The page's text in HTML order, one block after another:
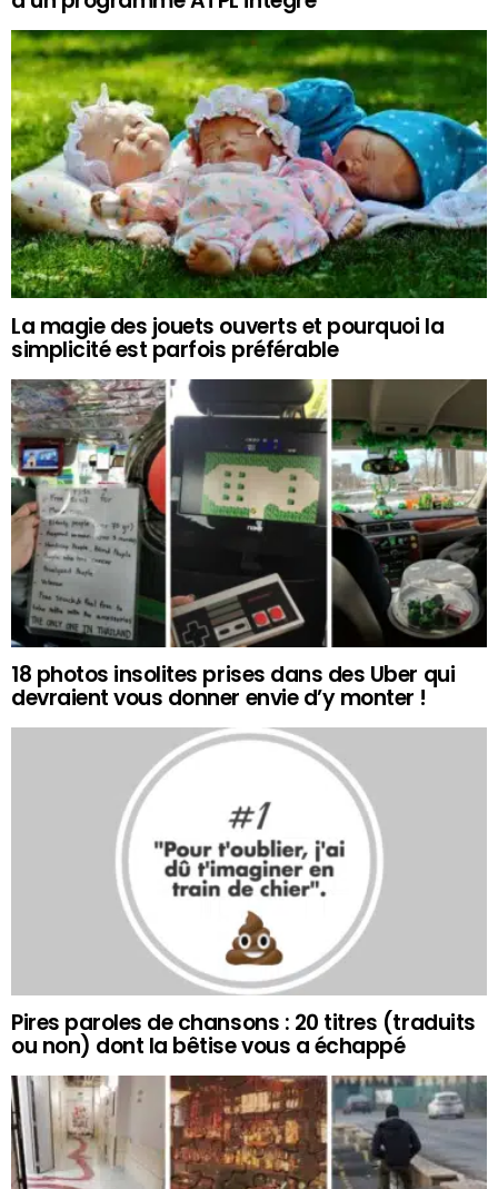
La magie des jouets ouverts et pourquoi la
simplicité est parfois préférable
18 photos insolites prises dans des Uber qui
devraient vous donner envie d’y monter !
Pires paroles de chansons : 20 titres (traduits
ou non) dont la bêtise vous a échappé